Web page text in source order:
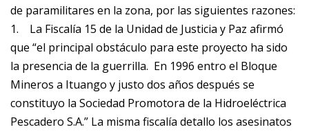
de paramilitares en la zona, por las siguientes razones:
1. La Fiscalía 15 de la Unidad de Justicia y Paz afirmó
que “el principal obstáculo para este proyecto ha sido
la presencia de la guerrilla. En 1996 entro el Bloque
Mineros a Ituango y justo dos años después se
constituyo la Sociedad Promotora de la Hidroeléctrica
Pescadero S.A.” La misma fiscalía detallo los asesinatos